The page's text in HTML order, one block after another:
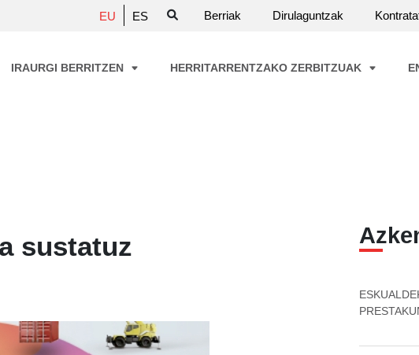
EU ES Berriak Dirulaguntzak
IRAURGI BERRITZEN HERRITARRENTZAKO ZERBITZUAK
sustatuz